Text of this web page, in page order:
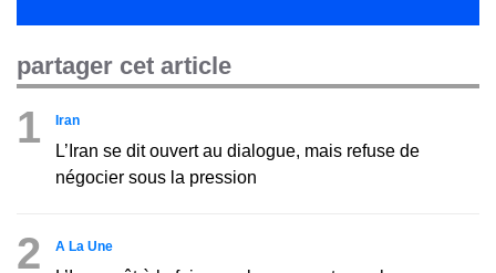
partager cet article
1 Iran
L’Iran se dit ouvert au dialogue, mais refuse de
négocier sous la pression
2 A La Une